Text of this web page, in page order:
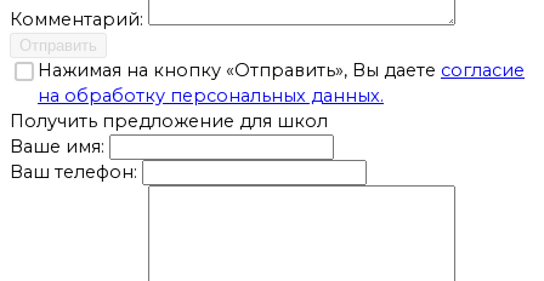
Комментарий:
Отправить
Нажимая на кнопку «Отправить», Вы даете согласие
на обработку персональных данных.
Получить предложение для школ
Ваше имя:
Ваш телефон: